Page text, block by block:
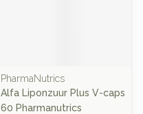
PharmaNutrics
Alfa Liponzuur Plus V-caps
60 Pharmanutrics